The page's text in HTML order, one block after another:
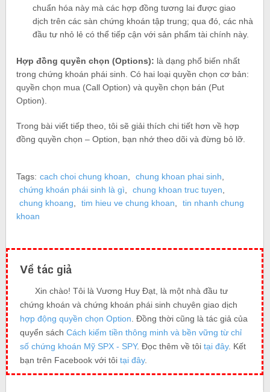
chuẩn hóa này mà các hợp đồng tương lai được giao
dịch trên các sàn chứng khoán tập trung; qua đó, các nhà
đầu tư nhỏ lẻ có thể tiếp cận với sản phẩm tài chính này.
Hợp đồng quyền chọn (Options): là dạng phổ biến nhất
trong chứng khoán phái sinh. Có hai loại quyền chọn cơ bản:
quyền chọn mua (Call Option) và quyền chọn bán (Put
Option).
Trong bài viết tiếp theo, tôi sẽ giải thích chi tiết hơn về hợp
đồng quyền chọn – Option, bạn nhớ theo dõi và đừng bỏ lỡ.
Tags: cach choi chung khoan chung khoan phai sinh
chứng khoán phái sinh là gì
chung khoan truc tuyen
chung khoang
tim hieu ve chung khoan
tin nhanh chung
khoan
Về tác giả
Xin chào! Tôi là Vương Huy Đạt, là một nhà đầu tư
chứng khoán và chứng khoán phái sinh chuyên giao dịch
hợp động quyền chọn Option . Đồng thời cũng là tác giả của
quyển sách Cách kiếm tiền thông minh và bền vững từ chỉ
số chứng khoán Mỹ SPX - SPY. Đọc thêm về tôi tại đây. Kết
bạn trên Facebook với tôi tại đây.